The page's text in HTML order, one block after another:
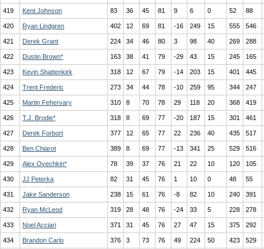
419 Kent Johnson 83 36 45 81 9 6 0 52 88
420 Ryan Lindgren 402 12 69 81 -16 249 15 555 546
421 Derek Grant 224 34 46 80 3 98 40 269 288
422 Dustin Brown* 163 38 41 79 -29 43 15 245 165
423 Kevin Shattenkirk 318 12 67 79 -14 203 15 401 445
424 Trent Frederic 273 34 44 78 -10 259 95 344 247
425 Martin Fehervary 310 8 70 78 29 118 20 368 419
426 T.J. Brodie* 318 8 69 77 -20 187 15 301 461
427 Derek Forbort 377 12 65 77 22 236 40 435 517
428 Ben Chiarot 389 8 69 77 -13 341 25 529 516
429 Alex Ovechkin* 78 39 37 76 21 22 10 120 105
430 JJ Peterka 82 31 45 76 1 10 0 48 55
431 Jake Sanderson 238 15 61 76 -8 82 10 240 391
432 Ryan McLeod 319 28 48 76 -24 33 5 228 278
433 Noel Acciari 371 31 45 76 27 47 15 375 292
434 Brandon Carlo 376 3 73 76 49 224 50 423 529